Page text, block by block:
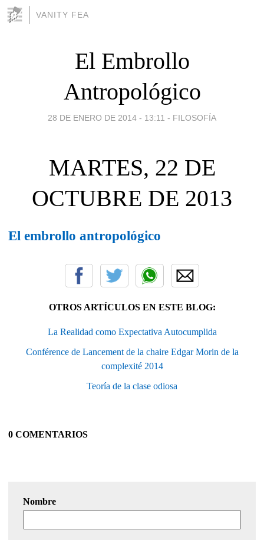
VANITY FEA
El Embrollo
Antropológico
28 DE ENERO DE 2014 - 13:11 - FILOSOFÍA
MARTES, 22 DE
OCTUBRE DE 2013
El embrollo antropológico
OTROS ARTÍCULOS EN ESTE BLOG:
La Realidad como Expectativa Autocumplida
Conférence de Lancement de la chaire Edgar Morin de la
complexité 2014
Teoría de la clase odiosa
0 COMENTARIOS
Nombre